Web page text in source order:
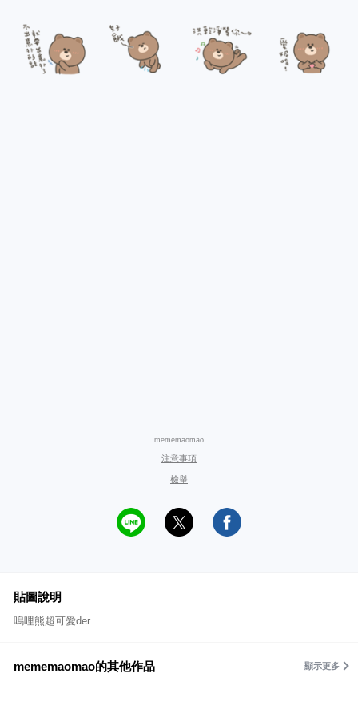
mememaomao
注意事項
檢舉
貼圖說明
嗚哩熊超可愛der
mememaomao的其他作品 顯示更多